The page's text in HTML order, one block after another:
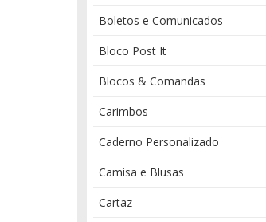
Boletos e Comunicados
Bloco Post It
Blocos & Comandas
Carimbos
Caderno Personalizado
Camisa e Blusas
Cartaz